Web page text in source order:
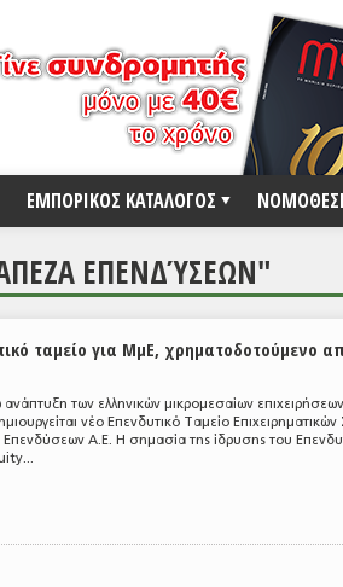
ΕΜΠΟΡΙΚΟΣ ΚΑΤΑΛΟΓΟΣ
ΕΠΕΝΔΎΣΕΩΝ"
ταμείο για ΜμΕ, χρηματοδοτούμενο
των ελληνικών μικρομεσαίων
νέο Επενδυτικό Ταμείο
Α.Ε. Η σημασία της ίδρυσης του